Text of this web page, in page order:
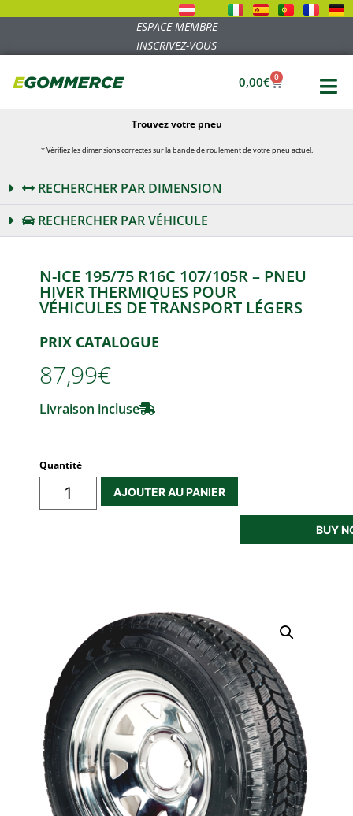
ESPACE MEMBRE
INSCRIVEZ-VOUS
0,00€ 0
Trouvez votre pneu
* Vérifiez les dimensions correctes sur la bande de roulement de votre pneu actuel.
RECHERCHER PAR DIMENSION
RECHERCHER PAR VÉHICULE
N-ICE 195/75 R16C 107/105R – PNEU
HIVER THERMIQUES POUR
VÉHICULES DE TRANSPORT LÉGERS
PRIX CATALOGUE
87,99€
Livraison incluse
Quantité
AJOUTER AU PANIER
BUY